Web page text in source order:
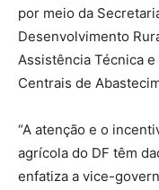
por meio da
Desenvolvimento
Assistência Técnica
Centrais de
‌“A atenção e o
agrícola do DF têm
enfatiza a vice-